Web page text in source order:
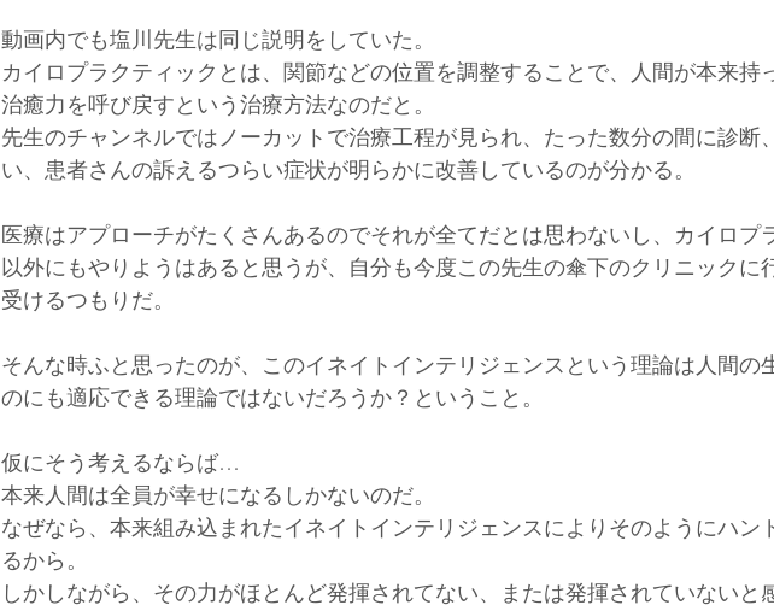
動画内でも塩川先生は同じ説明をしていた。
カイロプラクティックとは、関節などの位置を調整することで、人間が本来持
治癒力を呼び戻すという治療方法なのだと。
先生のチャンネルではノーカットで治療工程が見られ、たった数分の間に診断
い、患者さんの訴えるつらい症状が明らかに改善しているのが分かる。
医療はアプローチがたくさんあるのでそれが全てだとは思わないし、カイロプ
以外にもやりようはあると思うが、自分も今度この先生の傘下のクリニックに
受けるつもりだ。
そんな時ふと思ったのが、このイネイトインテリジェンスという理論は人間の
のにも適応できる理論ではないだろうか？ということ。
仮にそう考えるならば…
本来人間は全員が幸せになるしかないのだ。
なぜなら、本来組み込まれたイネイトインテリジェンスによりそのようにハン
るから。
しかしながら、その力がほとんど発揮されてない、または発揮されていないと